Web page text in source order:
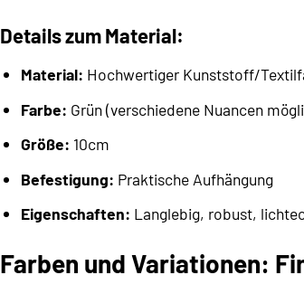
Details zum Material:
Material: Hochwertiger Kunststoff/
Farbe: Grün (verschiedene Nuancen
Größe: 10cm
Befestigung: Praktische Aufhängung
Eigenschaften: Langlebig, robust,
Farben und Variationen: